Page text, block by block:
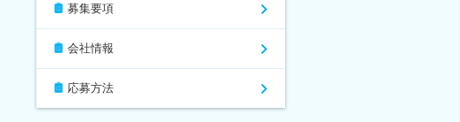
募集要項
会社情報
応募方法